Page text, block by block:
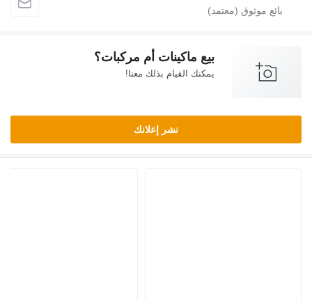
بيع ماكينات أم مركبات؟
يمكنك القيام بذلك معنا!
نشر إعلانك